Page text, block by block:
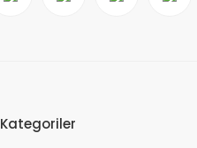
Kategoriler